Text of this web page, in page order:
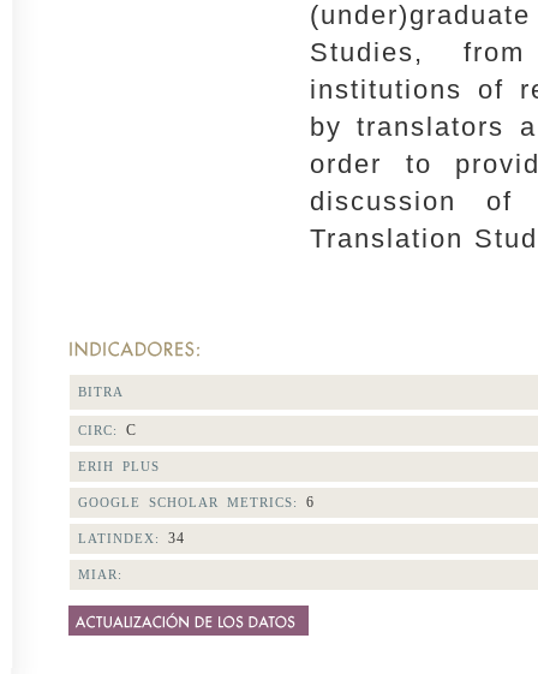
Studies,
institutions of
by translators
order to
discussion of
Translation
BITRA
CIRC: C
ERIH PLUS
GOOGLE SCHOLAR METRICS: 6
LATINDEX: 34
MIAR: